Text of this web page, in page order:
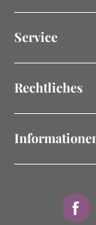
Service
Rechtliches